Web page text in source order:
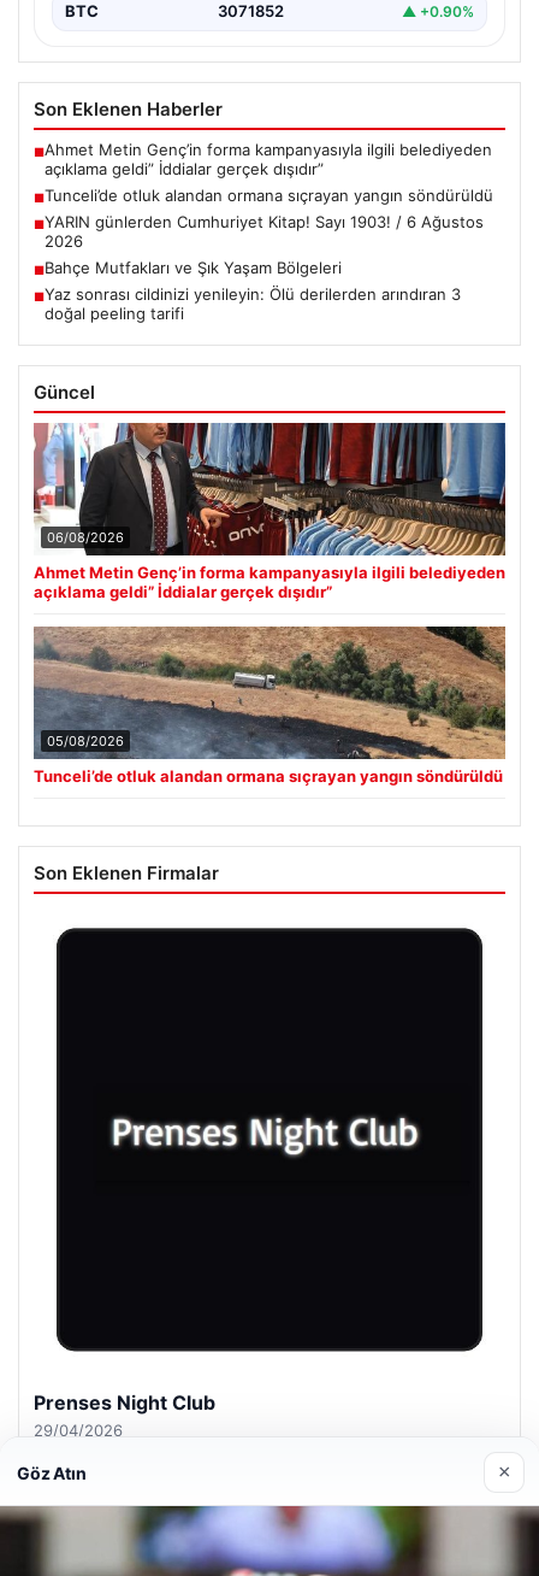
BTC 3071852 ▲ +0.90%
Son Eklenen Haberler
■Ahmet Metin Genç’in forma kampanyasıyla ilgili belediyeden
açıklama geldi” İddialar gerçek dışıdır”
■Tunceli’de otluk alandan ormana sıçrayan yangın söndürüldü
■YARIN günlerden Cumhuriyet Kitap! Sayı 1903! / 6 Ağustos
2026
■Bahçe Mutfakları ve Şık Yaşam Bölgeleri
■Yaz sonrası cildinizi yenileyin: Ölü derilerden arındıran 3
doğal peeling tarifi
Güncel
06/08/2026
Ahmet Metin Genç’in forma kampanyasıyla ilgili belediyeden
açıklama geldi” İddialar gerçek dışıdır”
05/08/2026
Tunceli’de otluk alandan ormana sıçrayan yangın söndürüldü
Son Eklenen Firmalar
Prenses Night Club
29/04/2026
Göz Atın ×